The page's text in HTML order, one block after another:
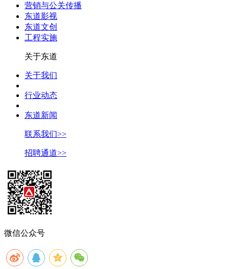
营销与公关传播
东道影视
东道文创
工程实施
关于东道
关于我们
行业动态
东道新闻
联系我们>>
招聘通道>>
微信公众号